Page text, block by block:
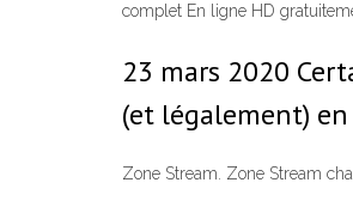
complet En ligne HD
23 mars 2020
(et légalement)
Zone Stream. Zone Stream